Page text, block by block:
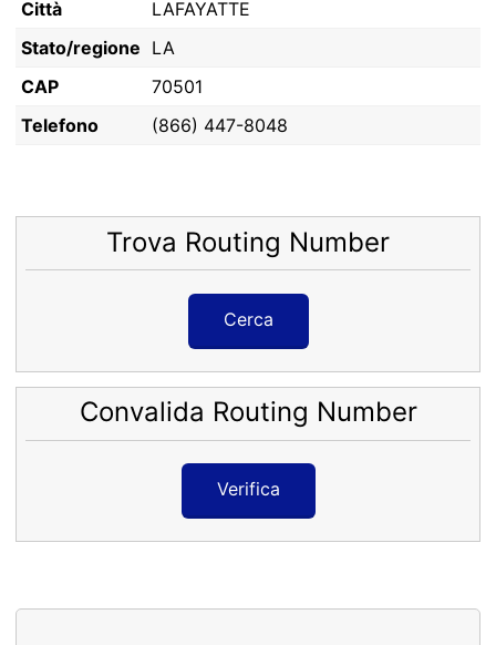
Città
LAFAYATTE
Stato/regione LA
CAP
70501
Telefono
(866) 447-8048
Trova Routing Number
Cerca
Convalida Routing Number
Verifica